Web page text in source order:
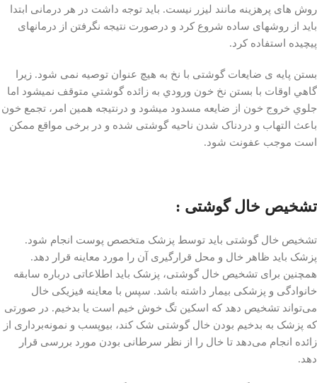
روش های پرهزینه مانند لیزر نیست. باید توجه داشت در هر درمانی ابتدا
باید از روشهای ساده شروع کرد و درصورت نتیجه نگرفتن از درمانهای
پیچیده استفاده کرد.
بستن پایه ی ضایعات گوشتی با نخ به هیچ عنوان توصیه نمی شود. زيرا
گاهي اوقات با بستن نخ خون ورودي به زائده گوشتي متوقف نمیشود اما
جلوي خروج خون از ضايعه مسدود میشود و درنتيجه همين امر، تجمع خون
باعث التهاب و دردناک شدن ناحیه گوشتی شده و در برخی مواقع ممکن
است موجب عفونت شود.
تشخیص خال گوشتی :
تشخیص خال‌ گوشتی باید توسط پزشک متخصص پوست انجام شود.
پزشک باید ظاهر خال و محل قرارگیری آن را مورد معاینه قرار دهد.
همچنین برای تشخیص خال گوشتی، پزشک باید اطلاعاتی درباره سابقه
خانوادگی و پزشکی بیمار داشته باشد. سپس با معاینه فیزیکی خال
می‌تواند تشخیص دهد که اسکین تگ خوش خیم است یا بدخیم. در صورتی
که پزشک به بدخیم بودن خال گوشتی شک کند، بیوپسب و نمونه‌برداری از
زائده انجام می‌دهد تا خال را از نظر سرطانی بودن مورد بررسی قرار
دهد.